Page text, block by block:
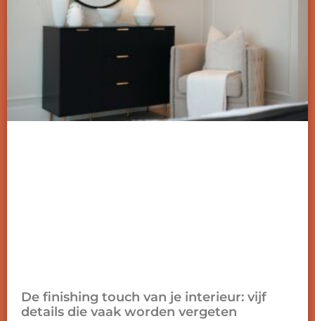
De finishing touch van je interieur: vijf
details die vaak worden vergeten